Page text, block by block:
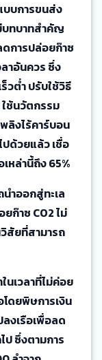
บบการขนส่ง
บทบาทสำคัญ
การปล่อยก๊าซ
ลาอันควร ซึ่ง
วต่ำ ปรับใช้วิธี
ใช้นวัตกรรม
ลิงไร้คาร์บอน
ด้วยแล้ว เชื่อ
หล่านี้ถึง 65%
นำออกสู่ทะเล
ก๊าซ CO2 ไม่
สัยที่สามารถ
นเวลาที่ไม่ค่อย
โดยพิษการเงิน
งเรือเพื่อลด
ป ซึ่งตามการ